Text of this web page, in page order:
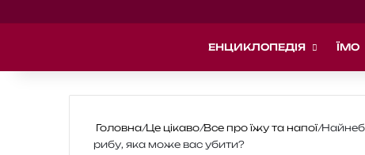
ЕНЦИКЛОПЕДІЯ ЇМО
Головна/Це цікаво/Все про їжу та напої/
рибу, яка може вас убити?